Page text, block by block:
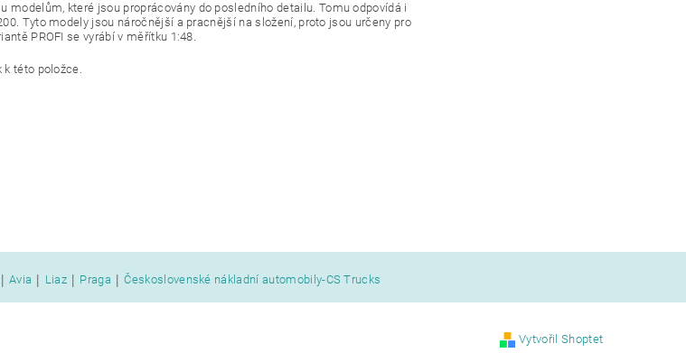
modelům, které jsou proprácovány do posledního detailu. Tomu odpovídá i
Tyto modely jsou náročnější a pracnější na složení, proto jsou určeny pro
PROFI se vyrábí v měřítku 1:48.
k této položce.
Avia Liaz Praga Československé nákladní automobily-CS Trucks
Vytvořil Shoptet